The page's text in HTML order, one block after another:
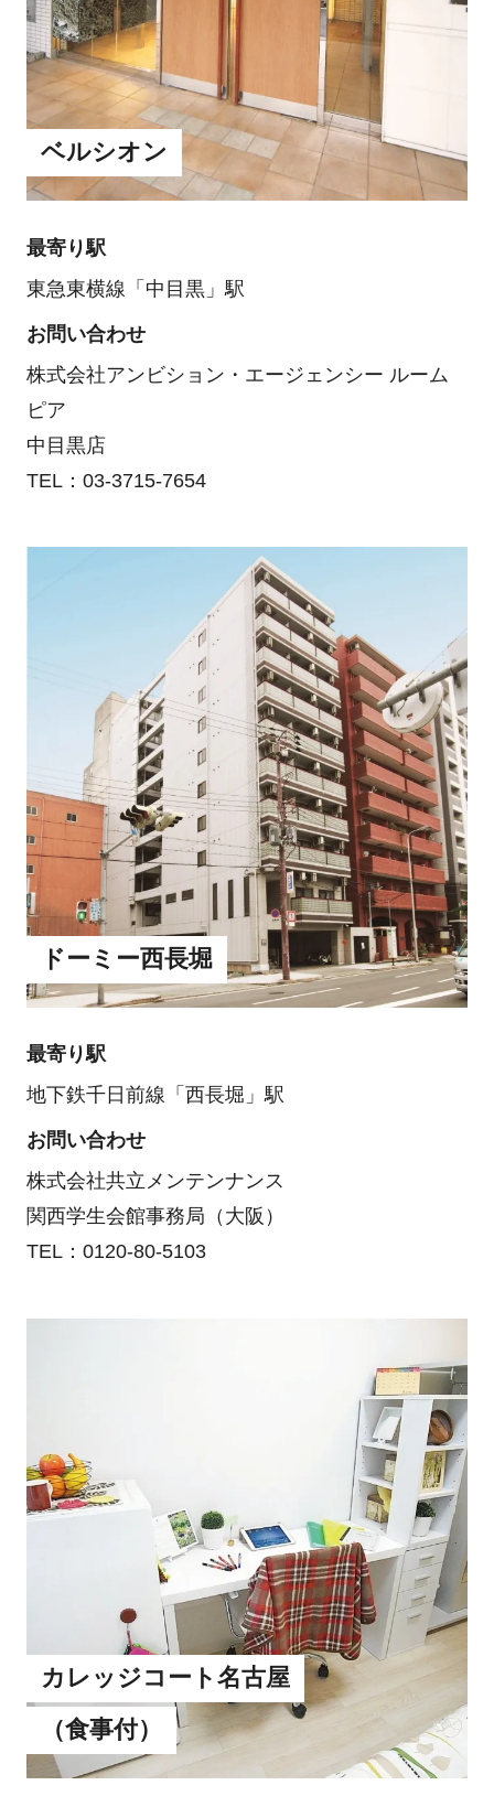
ベルシオン
最寄り駅
東急東横線「中目黒」駅
お問い合わせ
株式会社アンビション・エージェンシー ルーム
ピア
中目黒店
TEL：03-3715-7654
ドーミー西長堀
最寄り駅
地下鉄千日前線「西長堀」駅
お問い合わせ
株式会社共立メンテンナンス
関西学生会館事務局（大阪）
TEL：0120-80-5103
カレッジコート名古屋
（食事付）